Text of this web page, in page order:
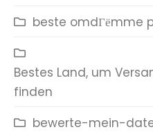
beste omdГёmme
Bestes Land, um
finden
bewerte-mein-